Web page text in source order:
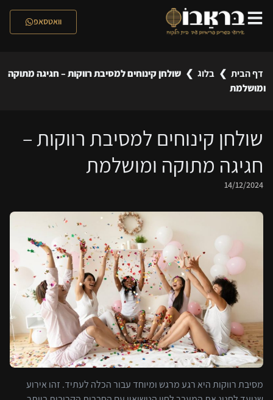
וואטסאפ
דף הבית ❯ בלוג ❯ שולחן קינוחים למסיבת רווקות – חגיגה מתוקה
ומושלמת
שולחן קינוחים למסיבת רווקות –
חגיגה מתוקה ומושלמת
14/12/2024
מסיבת רווקות היא רגע מרגש ומיוחד עבור הכלה לעתיד. זהו אירוע